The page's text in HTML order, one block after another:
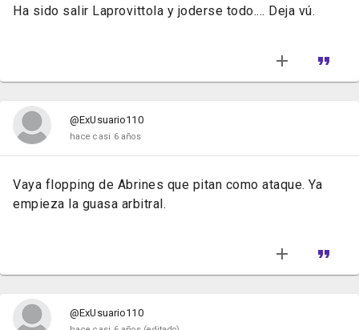
Ha sido salir Laprovittola y joderse todo.... Deja vú.
@ExUsuario110
hace casi 6 años
Vaya flopping de Abrines que pitan como ataque. Ya
empieza la guasa arbitral.
@ExUsuario110